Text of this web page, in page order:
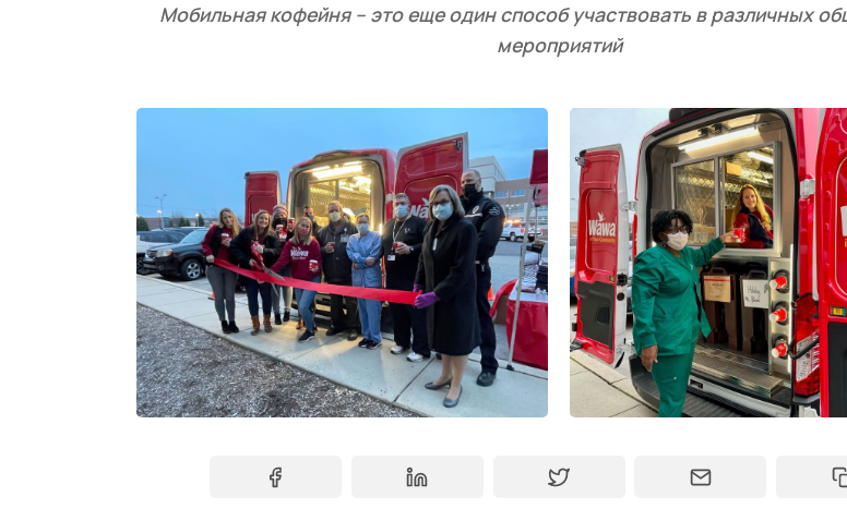
Мобильная кофейня – это еще один способ участвовать в различных
мероприятий